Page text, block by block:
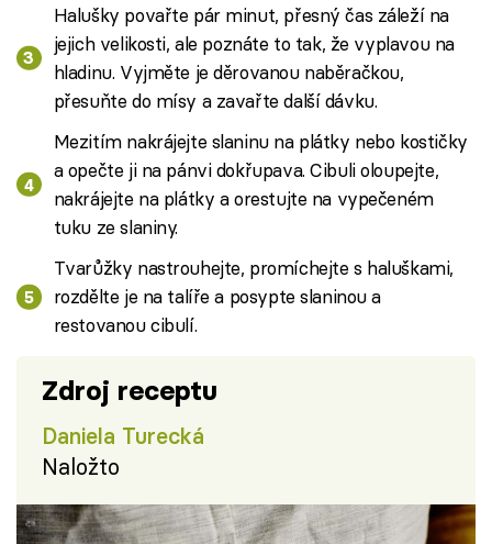
Halušky povařte pár minut, přesný čas záleží na
jejich velikosti, ale poznáte to tak, že vyplavou na
hladinu. Vyjměte je děrovanou naběračkou,
přesuňte do mísy a zavařte další dávku.
Mezitím nakrájejte slaninu na plátky nebo kostičky
a opečte ji na pánvi dokřupava. Cibuli oloupejte,
nakrájejte na plátky a orestujte na vypečeném
tuku ze slaniny.
Tvarůžky nastrouhejte, promíchejte s haluškami,
rozdělte je na talíře a posypte slaninou a
restovanou cibulí.
Zdroj receptu
Daniela Turecká
Naložto